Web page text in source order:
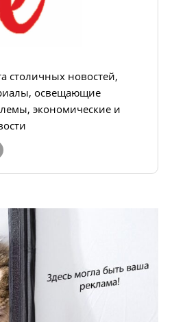
столичных новостей,
освещающие
экономические и